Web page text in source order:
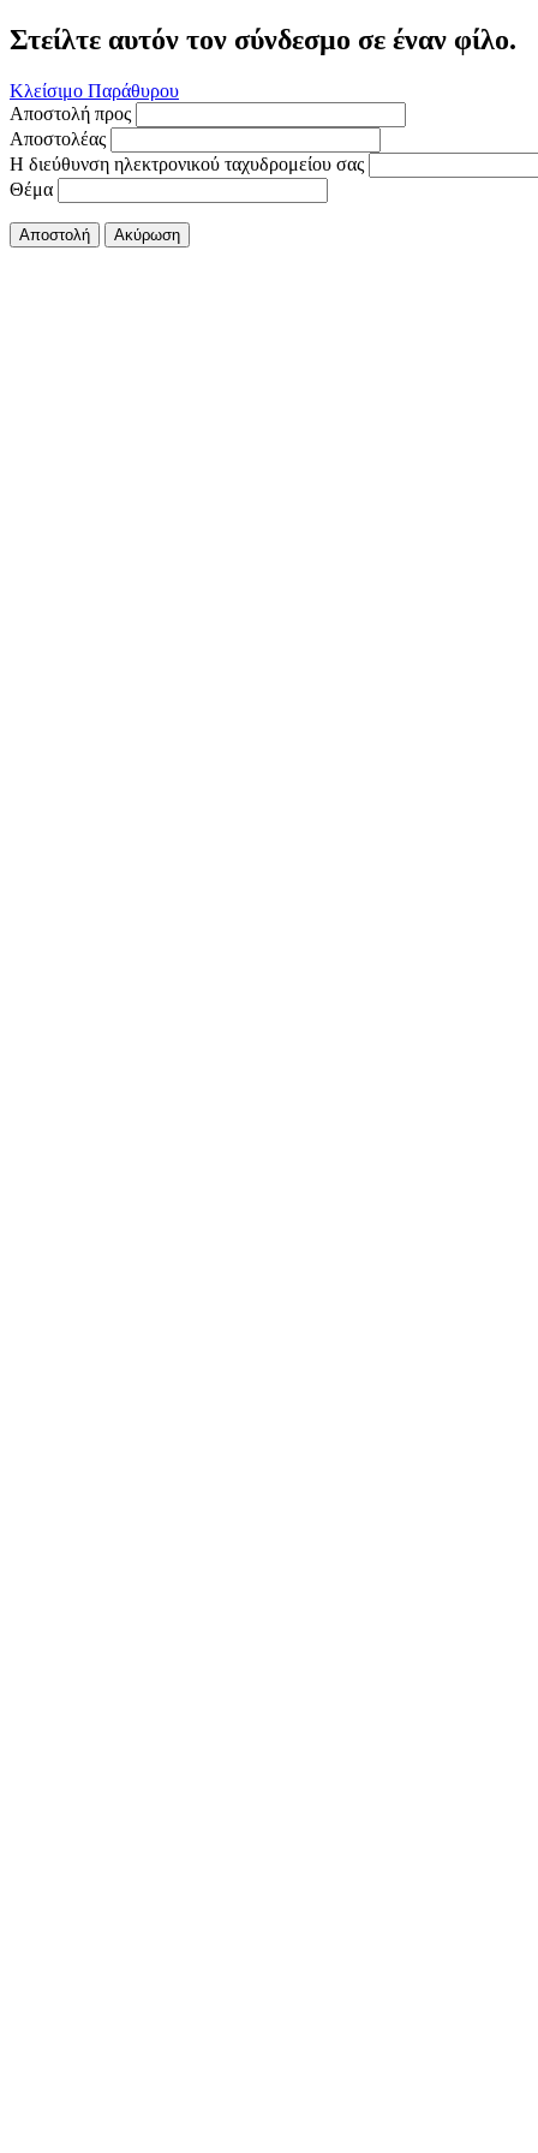
Στείλτε αυτόν τον σύνδεσμο σε έναν φίλο.
Κλείσιμο Παράθυρου
Αποστολή προς
Αποστολέας
Η διεύθυνση ηλεκτρονικού ταχυδρομείου σας
Θέμα
Αποστολή Ακύρωση